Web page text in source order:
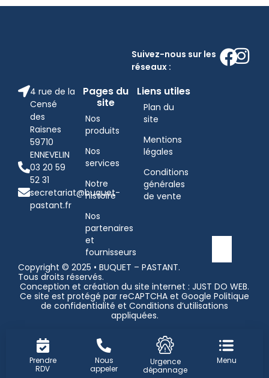
Prendre
RDV
Nous
appeler
Urgence
dépannage
Menu
Suivez-nous sur les
réseaux :
4 rue de la
Censé
des
Raisnes
59710
ENNEVELIN
03 20 59
52 31
secretariat@buquet-
pastant.fr
Pages du
site
Nos
produits
Nos
services
Notre
histoire
Nos
partenaires
et
fournisseurs
Liens utiles
Plan du
site
Mentions
légales
Conditions
générales
de vente
Copyright © 2025 • BUQUET – PASTANT.
Tous droits réservés.
Conception et création du site internet : JUST DO WEB.
Ce site est protégé par reCAPTCHA et Google Politique
de confidentialité et Conditions d’utilisations
appliquées.